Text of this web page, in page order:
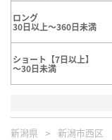
ロング
30日以上～360日未満
ショート【7日以上】
～30日未満
新潟県 新潟市西区